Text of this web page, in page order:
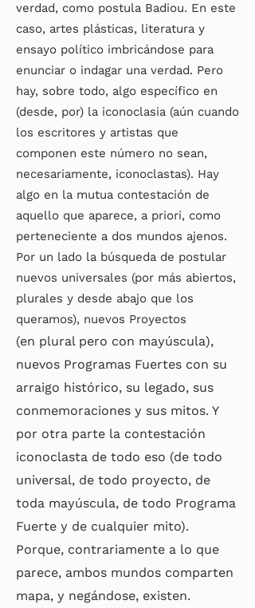
verdad, como postula Badiou. En este
caso, artes plásticas, literatura y
ensayo político imbricándose para
enunciar o indagar una verdad. Pero
hay, sobre todo, algo específico en
(desde, por) la iconoclasia (aún cuando
los escritores y artistas que
componen este número no sean,
necesariamente, iconoclastas). Hay
algo en la mutua contestación de
aquello que aparece, a priori, como
perteneciente a dos mundos ajenos.
Por un lado la búsqueda de postular
nuevos universales (por más abiertos,
plurales y desde abajo que los
queramos), nuevos Proyectos
(en plural pero con mayúscula),
nuevos Programas Fuertes con su
arraigo histórico, su legado, sus
conmemoraciones y sus mitos. Y
por otra parte la contestación
iconoclasta de todo eso (de todo
universal, de todo proyecto, de
toda mayúscula, de todo Programa
Fuerte y de cualquier mito).
Porque, contrariamente a lo que
parece, ambos mundos comparten
mapa, y negándose, existen.